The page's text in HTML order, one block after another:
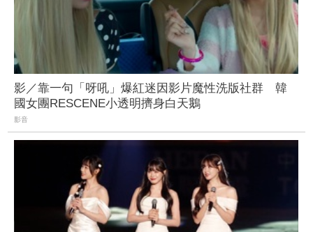
影／靠一句「呀吼」爆紅迷因影片魔性洗版社群 韓
國女團RESCENE小透明擠身白天鵝
影音